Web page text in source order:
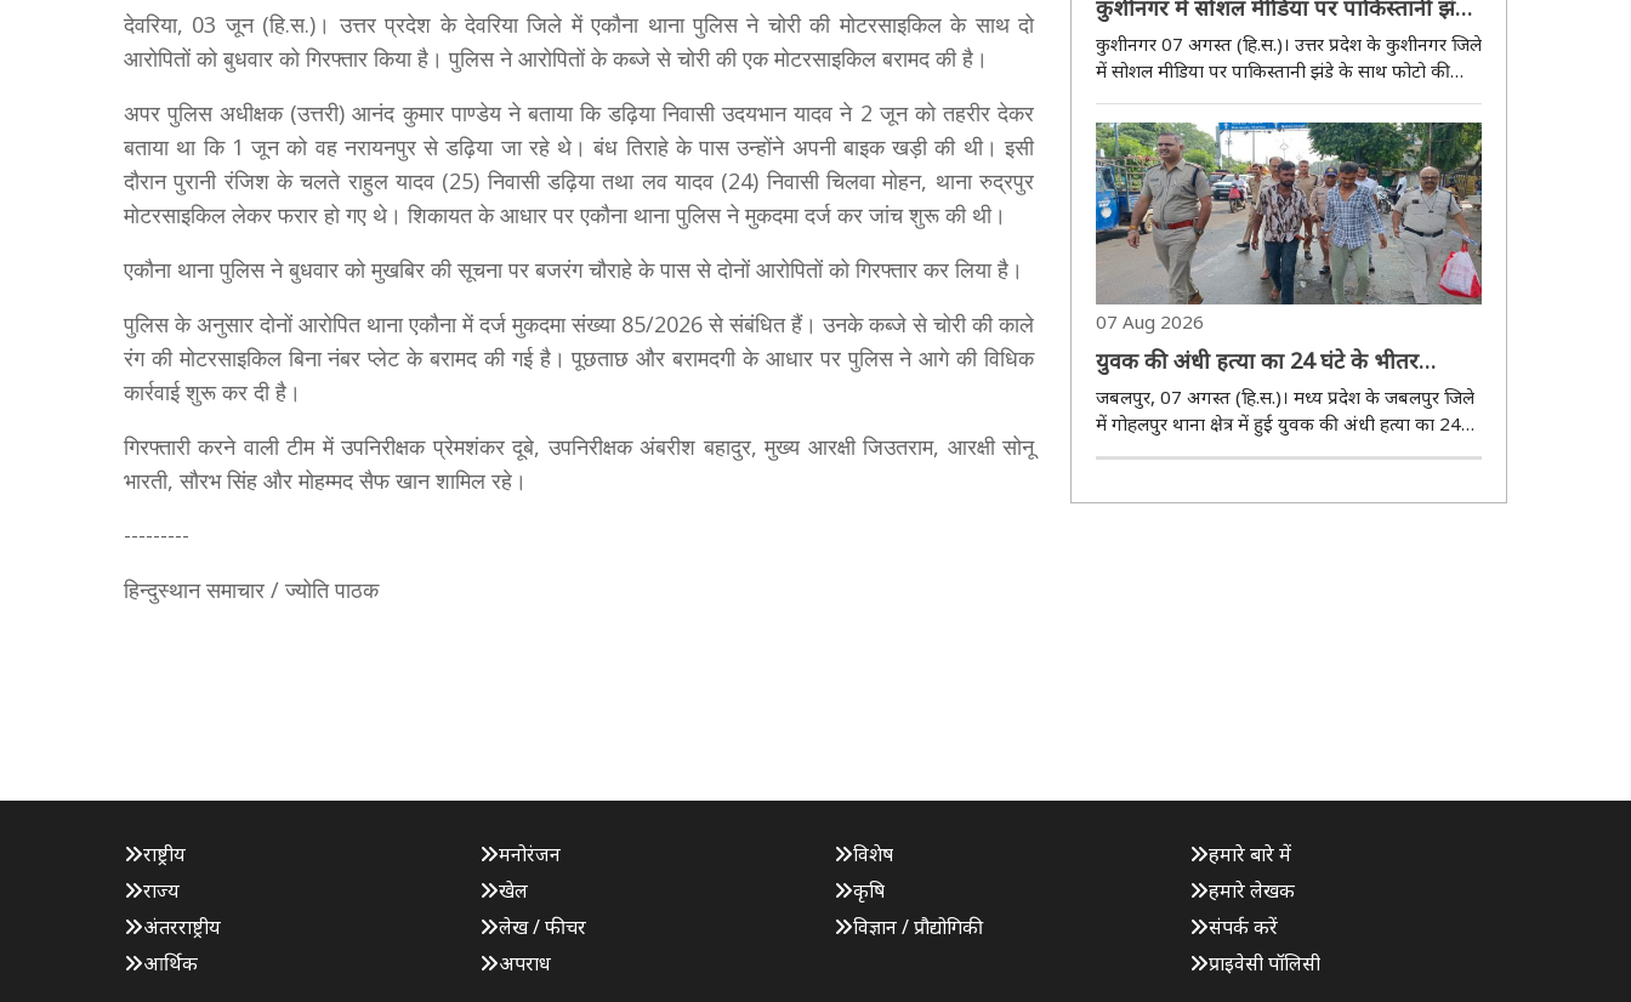
देवरिया, 03 जून (हि.स.)। उत्तर प्रदेश के देवरिया जिले में एकौना थाना पुलिस ने चोरी की मोटरसाइकिल के साथ दो
आरोपितों को बुधवार को गिरफ्तार किया है। पुलिस ने आरोपितों के कब्जे से चोरी की एक मोटरसाइकिल बरामद की है।
अपर पुलिस अधीक्षक (उत्तरी) आनंद कुमार पाण्डेय ने बताया कि डढ़िया निवासी उदयभान यादव ने 2 जून को तहरीर देकर
बताया था कि 1 जून को वह नरायनपुर से डढ़िया जा रहे थे। बंध तिराहे के पास उन्होंने अपनी बाइक खड़ी की थी। इसी
दौरान पुरानी रंजिश के चलते राहुल यादव (25) निवासी डढ़िया तथा लव यादव (24) निवासी चिलवा मोहन, थाना रुद्रपुर
मोटरसाइकिल लेकर फरार हो गए थे। शिकायत के आधार पर एकौना थाना पुलिस ने मुकदमा दर्ज कर जांच शुरू की थी।
एकौना थाना पुलिस ने बुधवार को मुखबिर की सूचना पर बजरंग चौराहे के पास से दोनों आरोपितों को गिरफ्तार कर लिया है।
पुलिस के अनुसार दोनों आरोपित थाना एकौना में दर्ज मुकदमा संख्या 85/2026 से संबंधित हैं। उनके कब्जे से चोरी की काले
रंग की मोटरसाइकिल बिना नंबर प्लेट के बरामद की गई है। पूछताछ और बरामदगी के आधार पर पुलिस ने आगे की विधिक
कार्रवाई शुरू कर दी है।
गिरफ्तारी करने वाली टीम में उपनिरीक्षक प्रेमशंकर दूबे, उपनिरीक्षक अंबरीश बहादुर, मुख्य आरक्षी जिउतराम, आरक्षी सोनू
भारती, सौरभ सिंह और मोहम्मद सैफ खान शामिल रहे।
---------
हिन्दुस्थान समाचार / ज्योति पाठक
कुशीनगर में सोशल मीडिया पर पाकिस्तानी झंडे
के साथ फोटो पोस्ट करने वाला आरोपित
गिरफ्तार
कुशीनगर 07 अगस्त (हि.स.)। उत्तर प्रदेश के कुशीनगर जिले
में सोशल मीडिया पर पाकिस्तानी झंडे के साथ फोटो की
स्टोरी पोस्ट करने के मामले में तरयासुजान थाना पुलिस ने
एक युवक को गिरफ्तार किया है। पुलिस अधीक्षक केशव
कुमार ने बताया आरोपित की पहचान तरयासुज..
07 Aug 2026
युवक की अंधी हत्या का 24 घंटे के भीतर
खुलासा, एसपी करेंगे पुरुस्कृत
जबलपुर, 07 अगस्त (हि.स.)। मध्य प्रदेश के जबलपुर जिले
में गोहलपुर थाना क्षेत्र में हुई युवक की अंधी हत्या का 24
घंटे के भीतर खुलासा करते हुए एक आरोपी को गिरफ्तार
पुलिस ने वारदात में प्रयुक्त चाकू, ..
राष्ट्रीय
राज्य
अंतरराष्ट्रीय
आर्थिक
मनोरंजन
खेल
लेख / फीचर
अपराध
विशेष
कृषि
विज्ञान / प्रौद्योगिकी
हमारे बारे में
हमारे लेखक
संपर्क करें
प्राइवेसी पॉलिसी